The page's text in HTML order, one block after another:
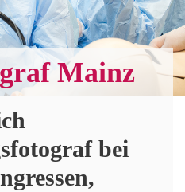
Mainz
bei